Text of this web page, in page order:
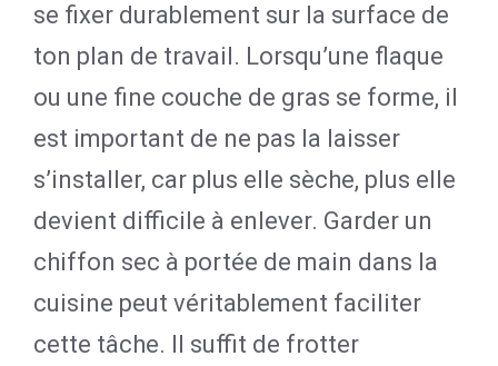
se fixer durablement sur la surface de
ton plan de travail. Lorsqu’une flaque
ou une fine couche de gras se forme, il
est important de ne pas la laisser
s’installer, car plus elle sèche, plus elle
devient difficile à enlever. Garder un
chiffon sec à portée de main dans la
cuisine peut véritablement faciliter
cette tâche. Il suffit de frotter